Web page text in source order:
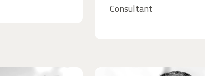
Consultant